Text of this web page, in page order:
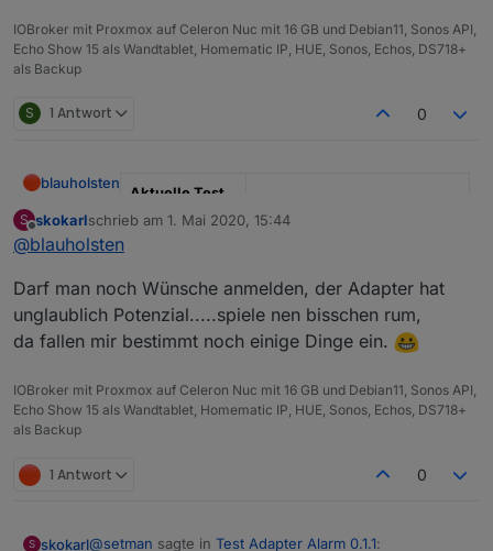
meldung
IOBroker mit Proxmox auf Celeron Nuc mit 16 GB und Debian11, Sonos API,
Echo Show 15 als Wandtablet, Homematic IP, HUE, Sonos, Echos, DS718+
als Backup
S 1 Antwort 0
blauholsten
Aktuelle Test
Version
3.6.x
Github Link
https://github.com/misanorot/
ioBroker.alarm
Hier Adapter Beschreibung, Changelog etc.
S
Offline
skokarlschrieb am 1. Mai 2020, 15:44
zuletzt editiert von
@blauholsten
Darf man noch Wünsche anmelden, der Adapter hat
unglaublich Potenzial.....spiele nen bisschen rum,
da fallen mir bestimmt noch einige Dinge ein.
IOBroker mit Proxmox auf Celeron Nuc mit 16 GB und Debian11, Sonos API,
Echo Show 15 als Wandtablet, Homematic IP, HUE, Sonos, Echos, DS718+
als Backup
1 Antwort 0
S skokarl@setman sagte in Test Adapter Alarm 0.1.1: